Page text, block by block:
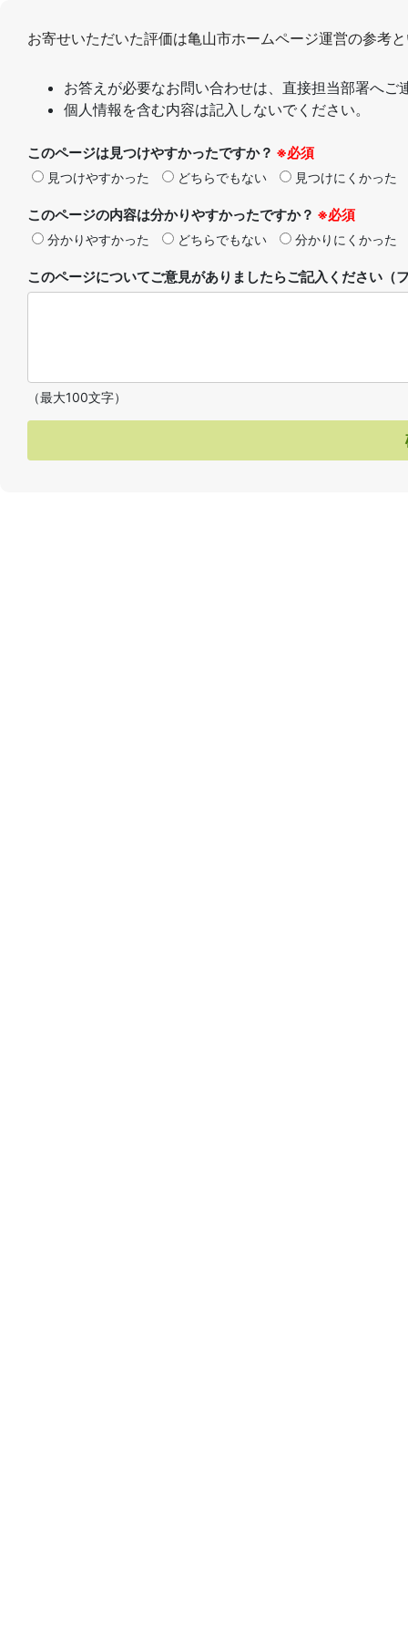
お寄せいただいた評価は亀山市ホームページ運営の参考
お答えが必要なお問い合わせは、直接担当部署へご
個人情報を含む内容は記入しないでください。
このページは見つけやすかったですか？ ※必須
見つけやすかった どちらでもない 見つけにくかった
このページの内容は分かりやすかったですか？ ※必須
分かりやすかった どちらでもない 分かりにくかった
このページについてご意見がありましたらご記入ください
（最大100文字）